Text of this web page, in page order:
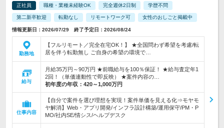
正社員 職種・業種未経験OK 完全週休2日制 学歴不問
第二新卒歓迎 転勤なし リモートワーク可 女性のおしごと掲載中
情報更新日：2026/07/29 終了予定日：2026/08/24
勤務地
【フルリモート／完全在宅OK！】 ★全国問わず希望を考慮/転
居を伴う転勤無し ご自身の希望の環境で…
給与
月給35万円～90万円 ★前職給与を100％保証！ ★給与査定年1
2回！（単価連動性で即反映） ★案件内容の…
初年度の年収： 420～1,000万円
仕事内容
【自分で案件を選び理想を実現！案件単価を見える化⇒モヤモ
ヤ解消】Web・アプリ開発/インフラ設計構築/運用保守/PM・P
MO/社内SE/情シス/ヘルプデスク